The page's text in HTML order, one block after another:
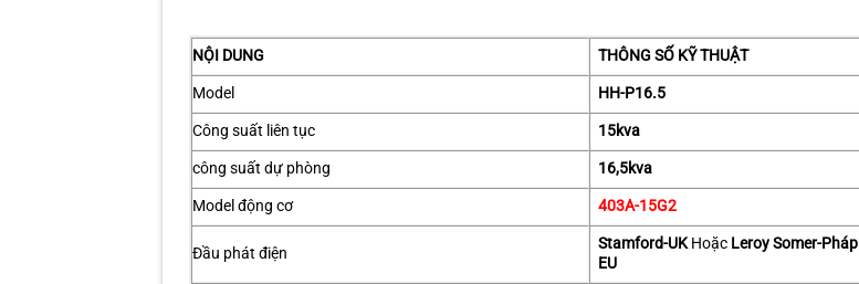
NỘI DUNG
THÔNG SỐ KỸ THUẬT
Model
HH-P16.5
Công suất liên tục
15kva
công suất dự phòng
16,5kva
Model động cơ
403A-15G2
Đầu phát điện
Stamford-UKHoặc Leroy Somer-Pháp
EU